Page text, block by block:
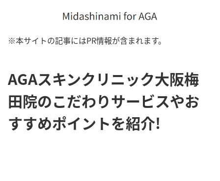
※本サイトの記事にはPR情報が含まれます。
AGAスキンクリニック大阪梅
田院のこだわりサービスやお
すすめポイントを紹介!